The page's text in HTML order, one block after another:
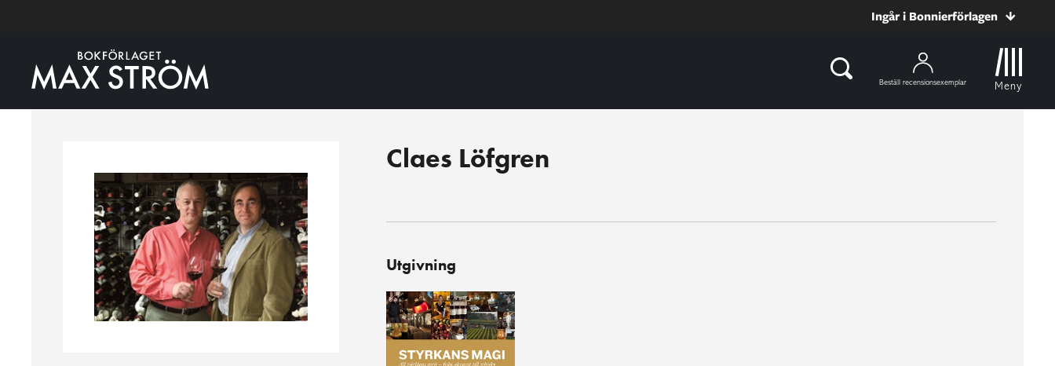
Ingår i Bonnierförlagen
Beställ recensionsexemplar Meny
Claes Löfgren
Utgivning